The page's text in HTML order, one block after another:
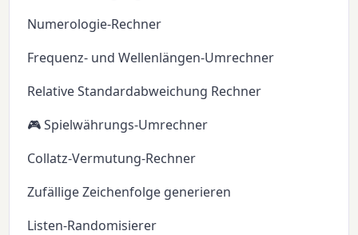
Numerologie-Rechner
Frequenz- und Wellenlängen-Umrechner
Relative Standardabweichung Rechner
🎮 Spielwährungs-Umrechner
Collatz-Vermutung-Rechner
Zufällige Zeichenfolge generieren
Listen-Randomisierer